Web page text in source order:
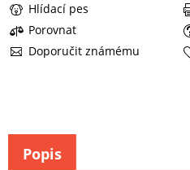
Hlídací pes
Porovnat
Doporučit známému
Popis